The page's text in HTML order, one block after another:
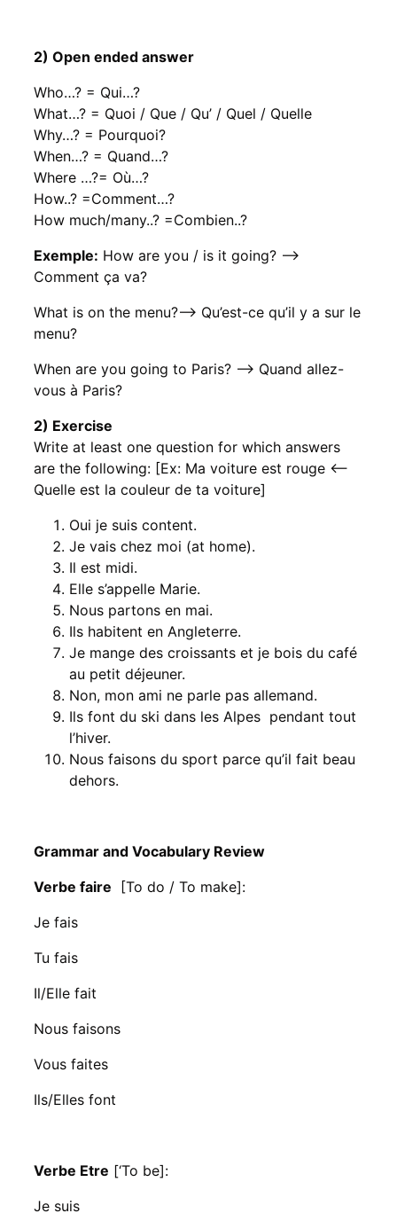
2) Open ended answer
Who…? = Qui…?
What…? = Quoi / Que / Qu’ / Quel / Quelle
Why…? = Pourquoi?
When…? = Quand…?
Where …?= Où…?
How..? =Comment…?
How much/many..? =Combien..?
Exemple: How are you / is it going? —>
Comment ça va?
What is on the menu?—> Qu’est-ce qu’il y a sur le
menu?
When are you going to Paris? —> Quand allez-
vous à Paris?
2) Exercise
Write at least one question for which answers
are the following: [Ex: Ma voiture est rouge <—
Quelle est la couleur de ta voiture]
Oui je suis content.
Je vais chez moi (at home).
Il est midi.
Elle s’appelle Marie.
Nous partons en mai.
Ils habitent en Angleterre.
Je mange des croissants et je bois du café
au petit déjeuner.
Non, mon ami ne parle pas allemand.
Ils font du ski dans les Alpes pendant tout
l’hiver.
Nous faisons du sport parce qu’il fait beau
dehors.
Grammar and Vocabulary Review
Verbe faire [To do / To make]:
Je fais
Tu fais
Il/Elle fait
Nous faisons
Vous faites
Ils/Elles font
Verbe Etre [‘To be]:
Je suis